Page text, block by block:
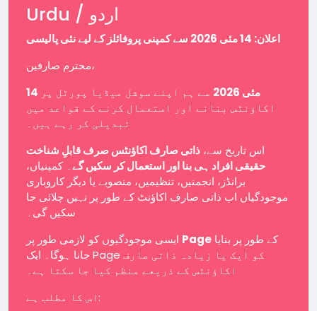
Urdu / اردو
اعلان: 14 مئی 2026 سے کمپنی پروفائلز کے لیے نئی پالیسی
محترم صارفین،
14 مئی 2026
سے ہم اپنے سوشل میڈیا پورٹل پر
اکاؤنٹس بنانے اور استعمال کرنے کے قواعد میں
تبدیلی کر رہے ہیں۔
اس تاریخ سے، ذاتی صارف اکاؤنٹس صرف قابلِ شناخت
حقیقی افراد ہی بنا اور استعمال کر سکیں گے۔ کمپنیاں،
برانڈز، انجمنیں، تنظیمیں، منصوبے یا دیگر کاروباری
موجودگیاں اب ذاتی صارف اکاؤنٹ کے طور پر نہیں چلائی جا
سکیں گی۔
Page
جانا ہوگا۔ ایک Page کو ایک یا زیادہ ذاتی صارف
اکاؤنٹس کے ذریعے منظم کیا جا سکتا ہے۔
اس کا مطلب ہے: